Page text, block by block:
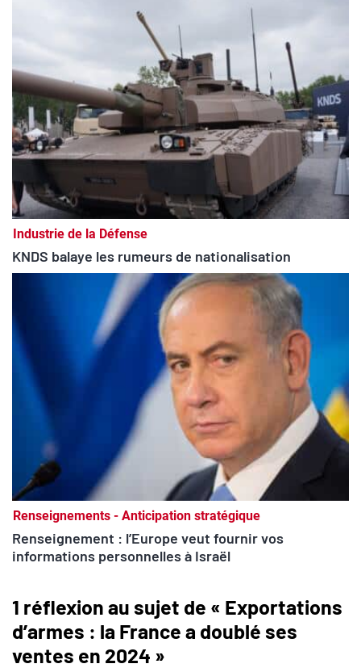
Industrie de la Défense
KNDS balaye les rumeurs de nationalisation
Renseignements - Anticipation stratégique
Renseignement : l’Europe veut fournir vos
informations personnelles à Israël
1 réflexion au sujet de « Exportations
d’armes : la France a doublé ses
ventes en 2024 »